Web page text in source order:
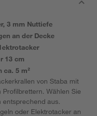
3 mm Nuttiefe
an der Decke
13 cm
ca. 5 m²
von Staba mit
Wählen Sie
aus.
oder Elektrotacker an